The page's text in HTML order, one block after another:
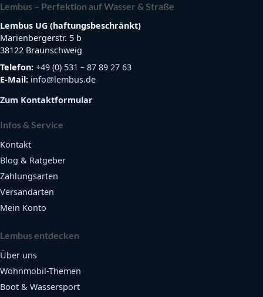
Lembus – Perfektion auf Wasser & Straße
Lembus UG (haftungsbeschränkt)
Marienbergerstr. 5 b
38122 Braunschweig
Telefon: +49 (0) 531 – 87 89 27 63
E-Mail: info@lembus.de
Zum Kontaktformular
Infos & Service
Kontakt
Blog & Ratgeber
Zahlungsarten
Versandarten
Mein Konto
Lembus entdecken
Über uns
Wohnmobil-Themen
Boot & Wassersport